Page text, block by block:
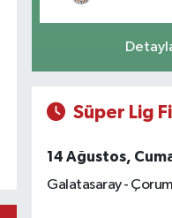
Süper Lig
14 Ağustos,
Galatasaray -